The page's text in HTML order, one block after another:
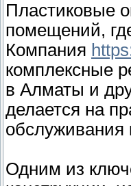
Пластиковые
помещений,
Компания
комплексные
в Алматы и
делается на
обслуживания
Одним из